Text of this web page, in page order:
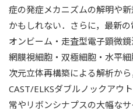
症の発症メカニズムの解明や
かもしれない．さらに，最新
オンビーム・走査型電子顕微鏡
網膜視細胞・双極細胞・水平
次元立体再構築による解析か
CAST/ELKSダブルノックアウ
常やリボンシナプスの大幅なサ